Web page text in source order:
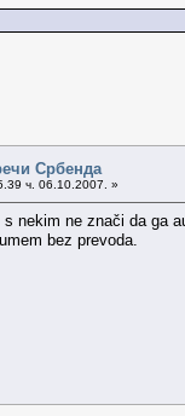
Србенда
ч. 06.10.2007. »
nekim ne znači da ga
bez prevoda.